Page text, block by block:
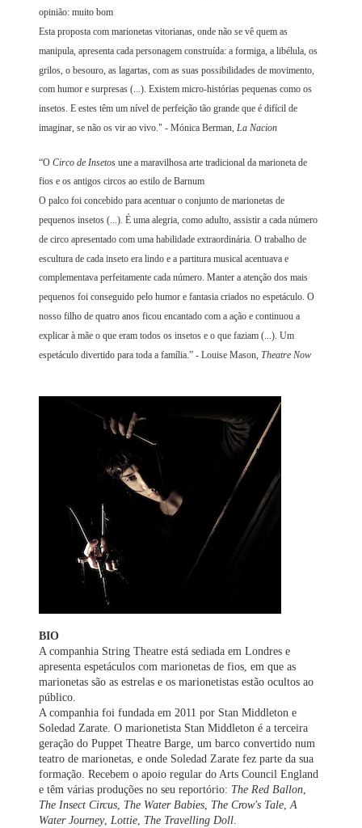
opinião: muito bom
Esta proposta com marionetas vitorianas, onde não se vê quem as
manipula, apresenta cada personagem construída: a formiga, a libélula, os
grilos, o besouro, as lagartas, com as suas possibilidades de movimento,
com humor e surpresas (...). Existem micro-histórias pequenas como os
insetos. E estes têm um nível de perfeição tão grande que é difícil de
imaginar, se não os vir ao vivo." - Mónica Berman,La Nacion
“OCirco de Insetos une a maravilhosa arte tradicional da marioneta de
fios e os antigos circos ao estilo de Barnum
O palco foi concebido para acentuar o conjunto de marionetas de
pequenos insetos (...). É uma alegria, como adulto, assistir a cada número
de circo apresentado com uma habilidade extraordinária. O trabalho de
escultura de cada inseto era lindo e a partitura musical acentuava e
complementava perfeitamente cada número. Manter a atenção dos mais
pequenos foi conseguido pelo humor e fantasia criados no espetáculo. O
nosso filho de quatro anos ficou encantado com a ação e continuou a
explicar à mãe o que eram todos os insetos e o que faziam (...). Um
espetáculo divertido para toda a família.” - Louise Mason,Theatre Now
BIO
A companhia String Theatre está sediada em Londres e
apresenta espetáculos com marionetas de fios, em que as
marionetas são as estrelas e os marionetistas estão ocultos ao
público.
A companhia foi fundada em 2011 por Stan Middleton e
Soledad Zarate. O marionetista Stan Middleton é a terceira
geração do Puppet Theatre Barge, um barco convertido num
teatro de marionetas, e onde Soledad Zarate fez parte da sua
formação. Recebem o apoio regular do Arts Council England
e têm várias produções no seu reportório: The Red Ballon
The Insect Circus The Water Babies The Crow's Tale ,A
Water Journey, Lottie The Travelling Doll